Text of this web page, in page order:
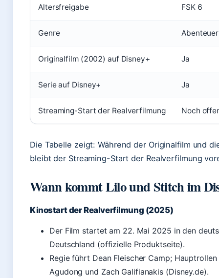
Altersfreigabe FSK 6
Genre
Originalfilm (2002) auf Disney+ Ja
Serie auf Disney+ Ja
Streaming-Start der Realverfilmung Noch
Die Tabelle zeigt: Während der Originalfilm und
bleibt der Streaming-Start der Realverfilmung
Wann kommt Lilo und Stitch im
Kinostart der Realverfilmung (2025)
Der Film startet am 22. Mai 2025 in den
Deutschland (offizielle Produktseite).
Regie führt Dean Fleischer Camp;
Agudong und Zach Galifianakis (Disney.de).